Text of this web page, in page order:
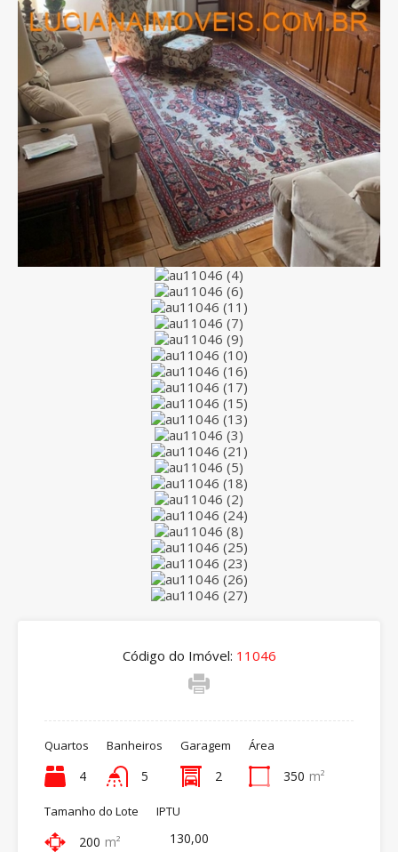
Código do Imóvel: 11046
Quartos
4
Banheiros
5
Garagem
2
Área
350 m²
Tamanho do Lote
200 m²
IPTU
130,00